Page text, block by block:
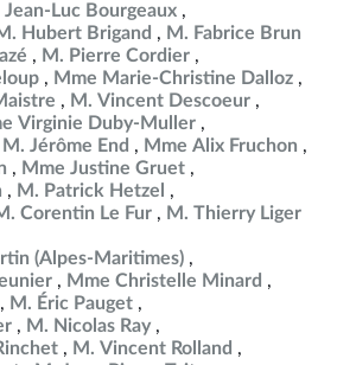
Jean-Luc Bourgeaux
Hubert Brigand
M. Fabrice Brun
M. Pierre Cordier
Mme Marie-Christine Dalloz
M. Vincent Descoeur
Virginie Duby-Muller
M. Jérôme End
Mme Alix Fruchon
Mme Justine Gruet
M. Patrick Hetzel
Corentin Le Fur
M. Thierry Liger
(Alpes-Maritimes)
Mme Christelle Minard
M. Éric Pauget
M. Nicolas Ray
M. Vincent Rolland